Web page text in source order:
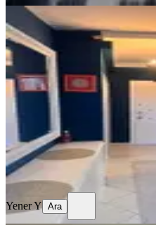
YENİ
Kiralık
And Sokak
Çankaya,
3+1
Yener Y
Ara
Yener Y Ara